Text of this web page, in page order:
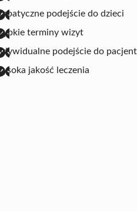
podejście do dzieci
terminy wizyt
podejście do
jakość leczenia